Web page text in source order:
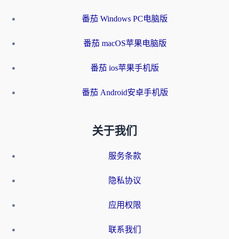
番茄 Windows PC电脑版
番茄 macOS苹果电脑版
番茄 ios苹果手机版
番茄 Android安卓手机版
关于我们
服务条款
隐私协议
应用权限
联系我们